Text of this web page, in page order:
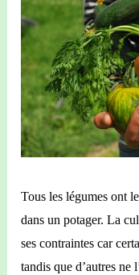
Tous les légumes ont
dans un potager. La
sescontraintes car
tandis que d’autres ne